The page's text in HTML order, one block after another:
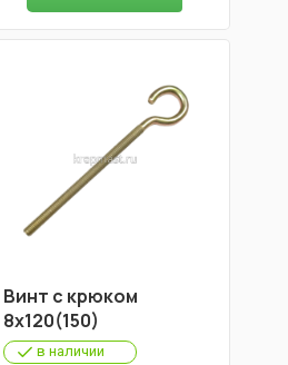
Винт с крюком
8х120(150)
в наличии